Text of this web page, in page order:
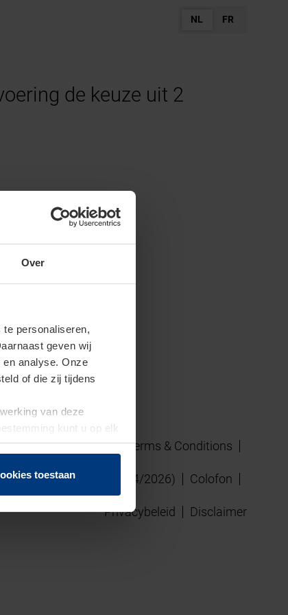
Over
personaliseren,
geven wij
analyse. Onze
of die zij tijdens
van deze
kunt u op elk
toestaan
NL FR
de keuze uit 2
Terms & Conditions
Schrijnwerk versie 04/2026) Colofon
Privacybeleid Disclaimer